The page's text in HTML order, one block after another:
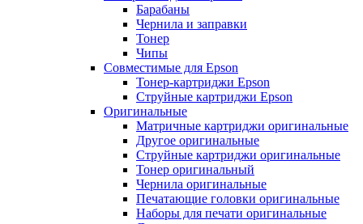
Барабаны
Чернила и заправки
Тонер
Чипы
Совместимые для Epson
Тонер-картриджи Epson
Струйные картриджи Epson
Оригинальные
Матричные картриджи оригинальные
Другое оригинальные
Струйные картриджи оригинальные
Тонер оригинальный
Чернила оригинальные
Печатающие головки оригинальные
Наборы для печати оригинальные